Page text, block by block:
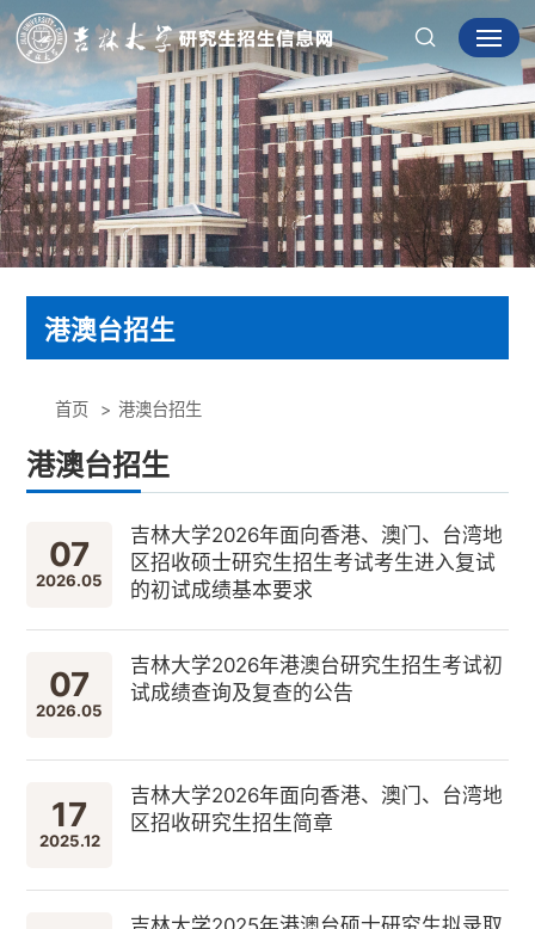
港澳台招生
港澳台招生
首页 港澳台招生
07
2026.05
吉林大学2026年面向香港、澳门、台湾地
区招收硕士研究生招生考试考生进入复试
的初试成绩基本要求
07
2026.05
吉林大学2026年港澳台研究生招生考试初
试成绩查询及复查的公告
17
2025.12
吉林大学2026年面向香港、澳门、台湾地
区招收研究生招生简章